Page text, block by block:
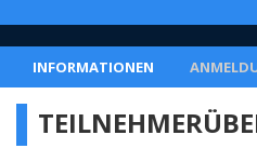
INFORMATIONEN